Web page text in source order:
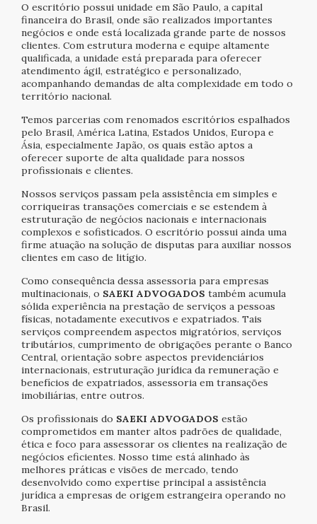
O escritório possui unidade em São Paulo, a capital
financeira do Brasil, onde são realizados importantes
negócios e onde está localizada grande parte de nossos
clientes. Com estrutura moderna e equipe altamente
qualificada, a unidade está preparada para oferecer
atendimento ágil, estratégico e personalizado,
acompanhando demandas de alta complexidade em todo o
território nacional.
Temos parcerias com renomados escritórios espalhados
pelo Brasil, América Latina, Estados Unidos, Europa e
Ásia, especialmente Japão, os quais estão aptos a
oferecer suporte de alta qualidade para nossos
profissionais e clientes.
Nossos serviços passam pela assistência em simples e
corriqueiras transações comerciais e se estendem à
estruturação de negócios nacionais e internacionais
complexos e sofisticados. O escritório possui ainda uma
firme atuação na solução de disputas para auxiliar nossos
clientes em caso de litígio.
Como consequência dessa assessoria para empresas
multinacionais, o SAEKI ADVOGADOS também acumula
sólida experiência na prestação de serviços a pessoas
físicas, notadamente executivos e expatriados. Tais
serviços compreendem aspectos migratórios, serviços
tributários, cumprimento de obrigações perante o Banco
Central, orientação sobre aspectos previdenciários
internacionais, estruturação jurídica da remuneração e
benefícios de expatriados, assessoria em transações
imobiliárias, entre outros.
Os profissionais do SAEKI ADVOGADOS estão
comprometidos em manter altos padrões de qualidade,
ética e foco para assessorar os clientes na realização de
negócios eficientes. Nosso time está alinhado às
melhores práticas e visões de mercado, tendo
desenvolvido como expertise principal a assistência
jurídica a empresas de origem estrangeira operando no
Brasil.